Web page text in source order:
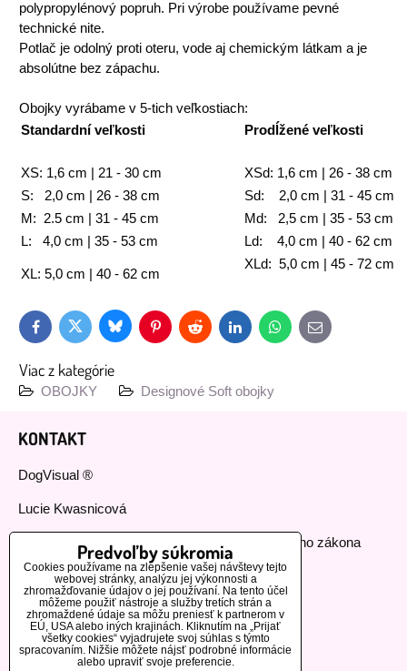
polypropylénový popruh. Pri výrobe používame pevné
technické nite.
Potlač je odolný proti oteru, vode aj chemickým látkam a je
absolútne bez zápachu.
Obojky vyrábame v 5-tich veľkostiach:
Standardní veľkosti
Prodĺžené veľkosti
XS: 1,6 cm | 21 - 30 cm
XSd: 1,6 cm | 26 - 38 cm
S: 2,0 cm | 26 - 38 cm
Sd: 2,0 cm | 31 - 45 cm
M: 2.5 cm | 31 - 45 cm
Md: 2,5 cm | 35 - 53 cm
L: 4,0 cm | 35 - 53 cm
Ld: 4,0 cm | 40 - 62 cm
XL: 5,0 cm | 40 - 62 cm
XLd: 5,0 cm | 45 - 72 cm
FacebookTwitter BlueskyPinterestReddit LinkedInWhatsApp
E-
mail
Viac z kategórie
OBOJKY Designové Soft obojky
KONTAKT
DogVisual ®
Lucie Kwasnicová
Fyzická osoba podnikajúca podľa živnostenského zákona
IČ: 73112593
GSM:+420 776 440 464
MOHLO BY VÁS ZAUJÍMAŤ
Predvoľby súkromia
Cookies používame na zlepšenie vašej návštevy tejto
webovej stránky, analýzu jej výkonnosti a
zhromažďovanie údajov o jej používaní. Na tento účel
môžeme použiť nástroje a služby tretích strán a
zhromaždené údaje sa môžu preniesť k partnerom v
EÚ, USA alebo iných krajinách. Kliknutím na „Prijať
všetky cookies“ vyjadrujete svoj súhlas s týmto
spracovaním. Nižšie môžete nájsť podrobné informácie
alebo upraviť svoje preferencie.